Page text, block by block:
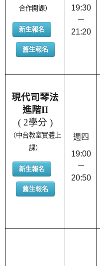
合作開課）
新生報名
舊生報名
19:30
－
21:20
現代司琴法
進階II
( 2學分 )
（中台教室實體上
課）
新生報名
舊生報名
週四
19:00
－
20:50